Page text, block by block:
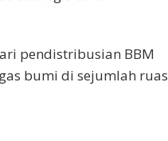
pendistribusian BBM
bumi di sejumlah ruas